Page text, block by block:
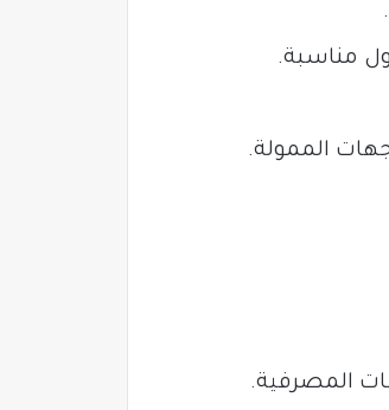
مناسبة.
الممولة.
المصرفية.